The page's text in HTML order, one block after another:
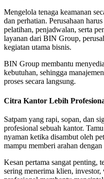
Mengelola tenaga keamanan
dan perhatian. Perusahaan
pelatihan, penjadwalan, serta
layanan dari BIN Group,
kegiatan utama bisnis.
BIN Group membantu
kebutuhan, sehingga
proses secara langsung.
Citra Kantor Lebih
Satpam yang rapi, sopan, dan
profesional sebuah kantor.
nyaman ketika disambut oleh
mampu memberi arahan dengan
Kesan pertama sangat penting,
sering menerima klien,